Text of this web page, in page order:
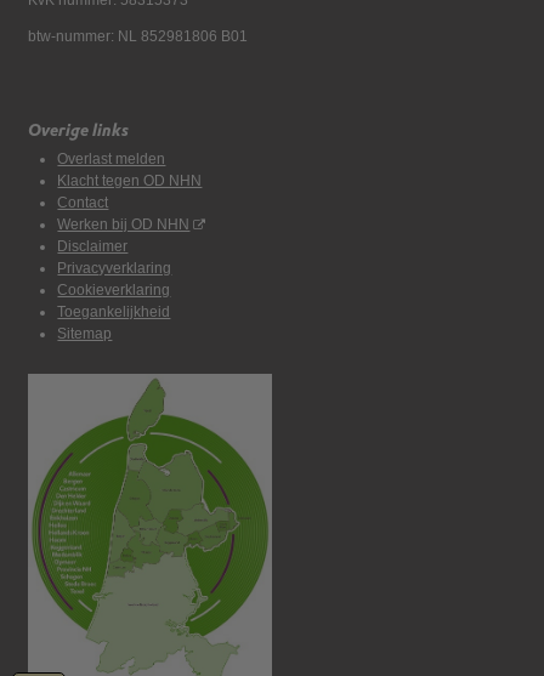
btw-nummer: NL 852981806 B01
Overige links
Overlast melden
Klacht tegen OD NHN
Contact
Werken bij OD NHN
Disclaimer
Privacyverklaring
Cookieverklaring
Toegankelijkheid
Sitemap